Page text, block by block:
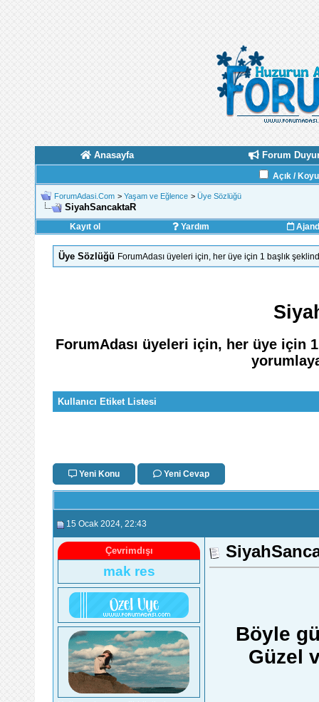
Anasayfa Forum
Açık /
ForumAdasi.Com > Yaşam ve Eğlence > Üye Sözlüğü
SiyahSancaktaR
Kayıt ol Yardım
Üye Sözlüğü ForumAdası üyeleri için, her üye için 1 başlık
ForumAdası üyeleri için, her üye için
Kullanıcı Etiket Listesi
Yeni Konu Yeni Cevap
15 Ocak 2024 , 22:43
Çevrimdışı
mak res
Böyle
Güzel